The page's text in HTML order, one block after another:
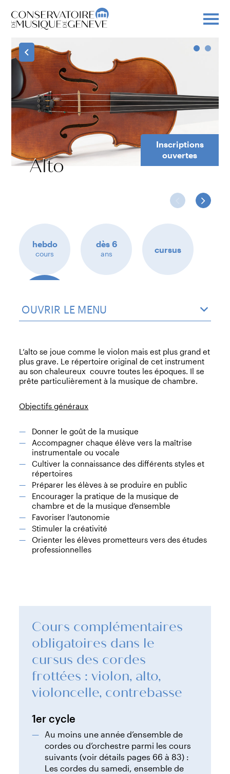
Inscriptions
ouvertes
Alto
hebdo
cours
dès 6
ans cursus
musical
OUVRIR LE MENU
L’alto se joue comme le violon mais est plus grand et
plus grave. Le répertoire original de cet instrument
au son chaleureux couvre toutes les époques. Il se
prête particulièrement à la musique de chambre.
Objectifs généraux
Donner le goût de la musique
Accompagner chaque élève vers la maîtrise
instrumentale ou vocale
Cultiver la connaissance des différents styles et
répertoires
Préparer les élèves à se produire en public
Encourager la pratique de la musique de
chambre et de la musique d’ensemble
Favoriser l’autonomie
Stimuler la créativité
Orienter les élèves prometteurs vers des études
professionnelles
Cours complémentaires
obligatoires dans le
cursus des cordes
frottées : violon, alto,
violoncelle, contrebasse
1er cycle
Au moins une année d’ensemble de
cordes ou d’orchestre parmi les cours
suivants (voir détails pages 66 à 83) :
Les cordes du samedi, ensemble de